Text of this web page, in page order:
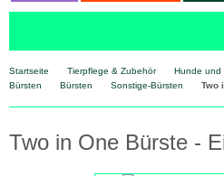
Startseite Tierpflege & Zubehör
Hunde und
Bürsten
Bürsten Sonstige-Bürsten Two
Two in One Bürste -